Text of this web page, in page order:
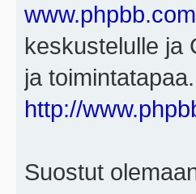
www.phpbb.com
keskustelulle ja
ja
http://
Suostut